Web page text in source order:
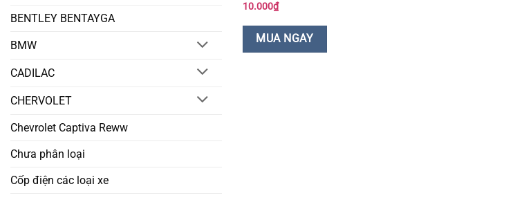
BENTLEY BENTAYGA
BMW
CADILAC
CHERVOLET
Chevrolet Captiva Reww
Chưa phân loại
Cốp điện các loại xe
10.000₫
MUA NGAY